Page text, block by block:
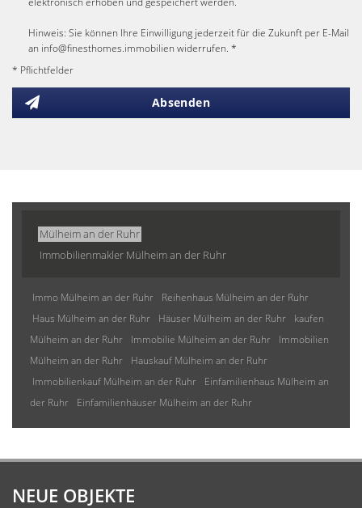
Hinweis: Sie können Ihre Einwilligung jederzeit für die Zukunft per E-Mail
an info@finesthomes.immobilien widerrufen. *
* Pflichtfelder
Absenden
Mülheim an der Ruhr
Immobilienmakler Mülheim an der Ruhr
Immo Mülheim an der Ruhr
Reihenhaus Mülheim an der Ruhr
Haus Mülheim an der Ruhr
Häuser Mülheim an der Ruhr
kaufen
Mülheim an der Ruhr
Immobilie Mülheim an der Ruhr
Immobilien
Mülheim an der Ruhr
Hauskauf Mülheim an der Ruhr
Immobilienkauf Mülheim an der Ruhr
Einfamilienhaus Mülheim an
der Ruhr
Einfamilienhäuser Mülheim an der Ruhr
NEUE OBJEKTE